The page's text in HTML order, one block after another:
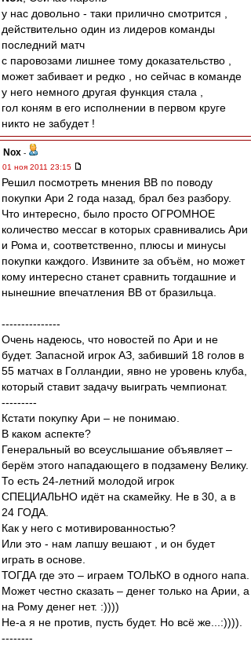
у нас довольно - таки прилично смотрится ,
действительно один из лидеров команды
последний матч
с паровозами лишнее тому доказательство ,
может забивает и редко , но сейчас в команде
у него немного другая функция стала ,
гол коням в его исполнении в первом круге
никто не забудет !
Nox -
01 ноя 2011 23:15
Решил посмотреть мнения ВВ по поводу
покупки Ари 2 года назад, брал без разбору.
Что интересно, было просто ОГРОМНОЕ
количество мессаг в которых сравнивались Ари
и Рома и, соответственно, плюсы и минусы
покупки каждого. Извините за объём, но может
кому интересно станет сравнить тогдашние и
нынешние впечатления ВВ от бразильца.
---------------
Очень надеюсь, что новостей по Ари и не
будет. Запасной игрок АЗ, забивший 18 голов в
55 матчах в Голландии, явно не уровень клуба,
который ставит задачу выиграть чемпионат.
---------
Кстати покупку Ари – не понимаю.
В каком аспекте?
Генеральный во всеуслышание объявляет –
берём этого нападающего в подзамену Велику.
То есть 24-летний молодой игрок
СПЕЦИАЛЬНО идёт на скамейку. Не в 30, а в
24 ГОДА.
Как у него с мотивированностью?
Или это - нам лапшу вешают , и он будет
играть в основе.
ТОГДА где это – играем ТОЛЬКО в одного напа.
Может честно сказать – денег только на Арии, а
на Рому денег нет. :))))
Не-а я не против, пусть будет. Но всё же...:)))).
--------